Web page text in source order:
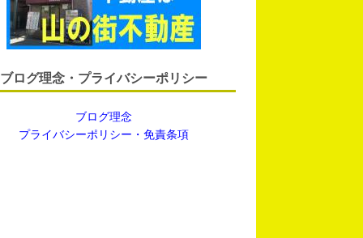
ブログ理念・プライバシーポリシー
ブログ理念
プライバシーポリシー・免責条項